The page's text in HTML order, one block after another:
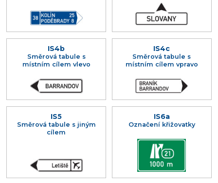
IS4b
Směrová tabule s
místním cílem vlevo
IS4c
Směrová tabule s
místním cílem vpravo
IS5
Směrová tabule s jiným
cílem
IS6a
Označení křižovatky